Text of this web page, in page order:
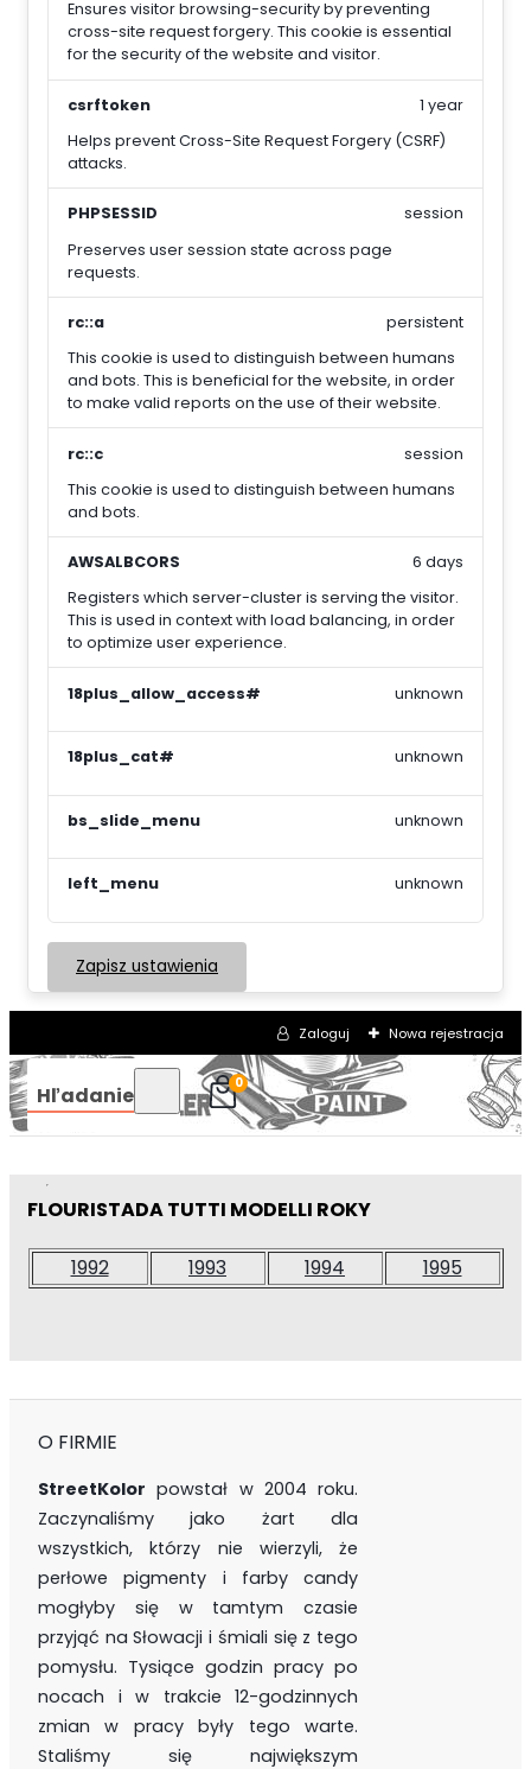
Ensures visitor browsing-security by preventing
cross-site request forgery. This cookie is essential
for the security of the website and visitor.
csrftoken
Helps prevent Cross-Site Request Forgery (CSRF)
attacks.
1 year
PHPSESSID
Preserves user session state across page
requests.
session
rc::a
This cookie is used to distinguish between humans
and bots. This is beneficial for the website, in order
to make valid reports on the use of their website.
persistent
rc::c
This cookie is used to distinguish between humans
and bots.
session
AWSALBCORS
Registers which server-cluster is serving the visitor.
This is used in context with load balancing, in order
to optimize user experience.
6 days
18plus_allow_access# unknown
18plus_cat# unknown
bs_slide_menu unknown
left_menu unknown
Zapisz ustawienia
Zaloguj Nowa rejestracja
Hľadanie 0
FLOURISTADA TUTTI MODELLI ROKY
1992 1993 1994 1995
O FIRMIE
StreetKolor powstał w 2004 roku.
Zaczynaliśmy jako żart dla
wszystkich, którzy nie wierzyli, że
perłowe pigmenty i farby candy
mogłyby się w tamtym czasie
przyjąć na Słowacji i śmiali się z tego
pomysłu. Tysiące godzin pracy po
nocach i w trakcie 12-godzinnych
zmian w pracy były tego warte.
Staliśmy się największym